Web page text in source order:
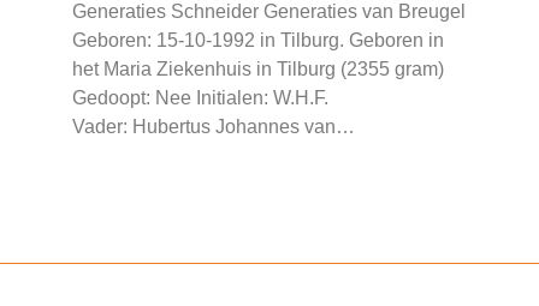
Generaties Schneider Generaties van Breugel
Geboren: 15-10-1992 in Tilburg. Geboren in
het Maria Ziekenhuis in Tilburg (2355 gram)
Gedoopt: Nee Initialen: W.H.F.
Vader: Hubertus Johannes van…